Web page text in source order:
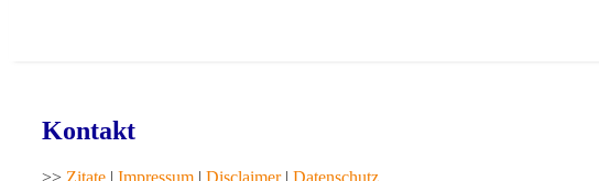
Kontakt
>> Zitate | Impressum | Disclaimer| Datenschutz